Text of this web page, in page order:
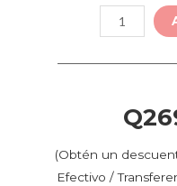
Anycubic
(405
nm)
Q
(Obtén un
Efectivo /